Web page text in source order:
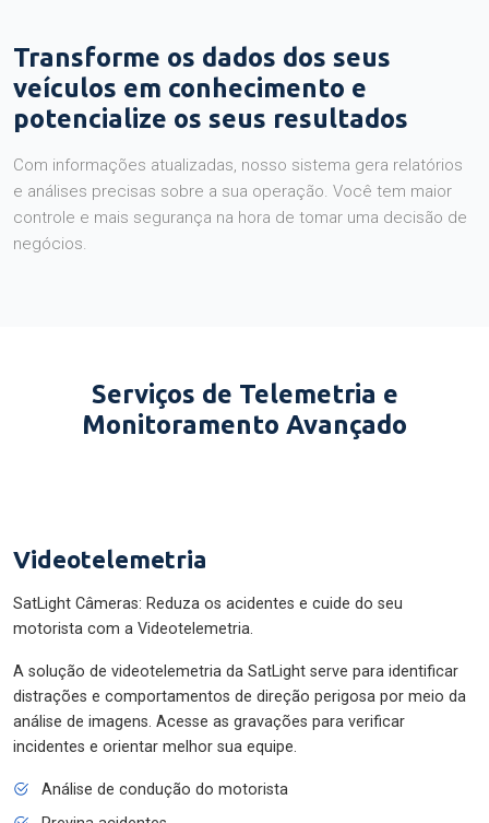
Transforme os dados dos seus
veículos em conhecimento e
potencialize os seus resultados
Com informações atualizadas, nosso sistema gera relatórios
e análises precisas sobre a sua operação. Você tem maior
controle e mais segurança na hora de tomar uma decisão de
negócios.
Serviços de Telemetria e
Monitoramento Avançado
Videotelemetria
SatLight Câmeras: Reduza os acidentes e cuide do seu
motorista com a Videotelemetria.
A solução de videotelemetria da SatLight serve para identificar
distrações e comportamentos de direção perigosa por meio da
análise de imagens. Acesse as gravações para verificar
incidentes e orientar melhor sua equipe.
Análise de condução do motorista